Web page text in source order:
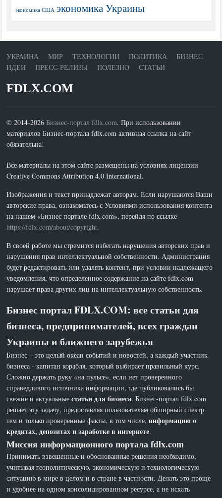
экономика США экономика Украины
УКРАИНА МИР ТЕХНОЛОГИИ ПОЛИТИКА
БИЗНЕС
ИДЕИ
ПРЕСС-РЕЛИЗЫ ПОЛЕЗНО СТАТЬИ
FDLX.COM
© 2014-2026 Бизнес-портал fdlx.com. При использовании
материалов Бизнес-портала fdlx.com активная ссылка на сайт
обязательна!
Все материалы на этом сайте размещены на условиях лицензии
Creative Commons Attribution 4.0 International.
Изображения и текст принадлежат авторам. Если нарушаются Ваши
авторские права, ознакомьтесь с Условиями использования контента
на нашем «Бизнес портале fdlx.com», перейдя по ссылке
https://fdlx.com/about/copyright.
В своей работе мы стремится избегать нарушения авторских прав и
нарушения прав интеллектуальной собственности. Администрация
будет редактировать или удалять контент, при условии надлежащего
уведомления, что определенное содержание на сайте fdlx.com
нарушает права других лиц на интеллектуальную собственность.
Бизнес портал FDLX.COM: все статьи для
бизнеса, предпринимателей, всех граждан
Украины и ближнего зарубежья
Бизнес – это целый океан событий и новостей, а каждый участник
бизнеса - капитан корабля, который выбирает правильный курс.
Сложно держать руку «на пульсе», если нет проверенного
справедливого источника информации, где публиковались бы
свежие и актуальныестатьи для бизнеса. Бизнес-портал fdlx.com
решает эту задачу, предоставляя пользователям обширный спектр
тем и только проверенные факты, в том числе,информацию о
кредитах, депозитах и заработке в интернете.
Миссия информационного портала fdlx.com
Принимать взвешенные и обоснованные решения необходимо,
учитывая геополитическую, экономическую и технологическую
ситуацию в мире в целом и в стране в частности. Делать это проще
и удобнее на одном консолидированном ресурсе, а не искать